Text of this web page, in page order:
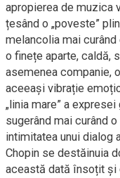
apropierea de muzica
țesând o „poveste”
melancolia mai
o finețe aparte, caldă,
asemenea companie,
aceeași vibrație
„linia mare” a
sugerând mai curând
intimitatea unui dialog
Chopin se destăinuia
această dată însoțit și